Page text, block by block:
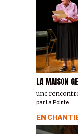
LA MAISON
une
parLa Pointe
EN